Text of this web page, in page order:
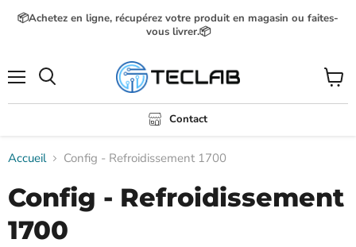
📦Achetez en ligne, récupérez votre produit en magasin ou faites-
vous livrer.📦
Contact
Voir
le
Accueil Config - Refroidissement 1700
Config - Refroidissement
1700